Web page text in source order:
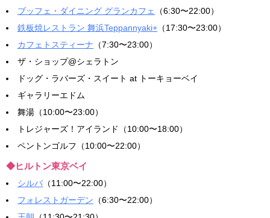
ブッフェ・ダイニング グランカフェ
（6:30〜22:00）
鉄板焼レストラン 舞浜Teppannyaki+ （17:30〜23:00）
カフェトスティーナ （7:30〜23:00）
ザ・ショップ@シェラトン
ドッグ・ラバーズ・スイート at トーキョーベイ
ギャラリーエドム
舞湯（10:00〜23:00）
トレジャーズ！アイランド（10:00〜18:00）
ペントンゴルフ（10:00〜22:00）
◆ヒルトン東京ベイ
シルバ（11:00〜22:00）
フォレストガーデン （6:30〜22:00）